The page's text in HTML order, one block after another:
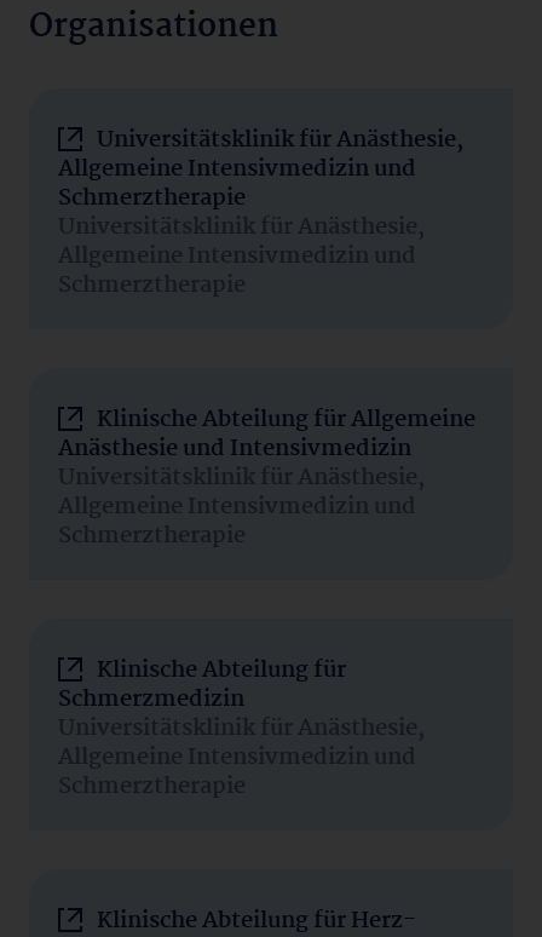
Organisationen
Universitätsklinik für Anästhesie,
Allgemeine Intensivmedizin und
Schmerztherapie
Universitätsklinik für Anästhesie,
Allgemeine Intensivmedizin und
Schmerztherapie
Klinische Abteilung für Allgemeine
Anästhesie und Intensivmedizin
Universitätsklinik für Anästhesie,
Allgemeine Intensivmedizin und
Schmerztherapie
Klinische Abteilung für
Schmerzmedizin
Universitätsklinik für Anästhesie,
Allgemeine Intensivmedizin und
Schmerztherapie
Klinische Abteilung für Herz-